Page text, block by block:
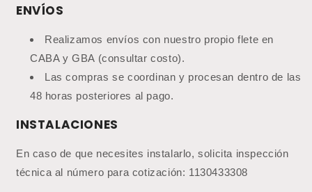
ENVÍOS
Realizamos envíos con nuestro propio flete en
CABA y GBA (consultar costo).
Las compras se coordinan y procesan dentro de las
48 horas posteriores al pago.
INSTALACIONES
En caso de que necesites instalarlo, solicita inspección
técnica al número para cotización: 1130433308